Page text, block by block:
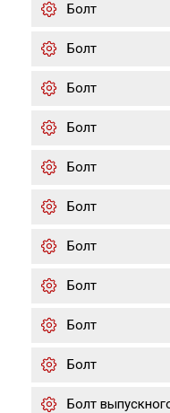
Болт
Болт
Болт
Болт
Болт
Болт
Болт
Болт
Болт
Болт
Болт